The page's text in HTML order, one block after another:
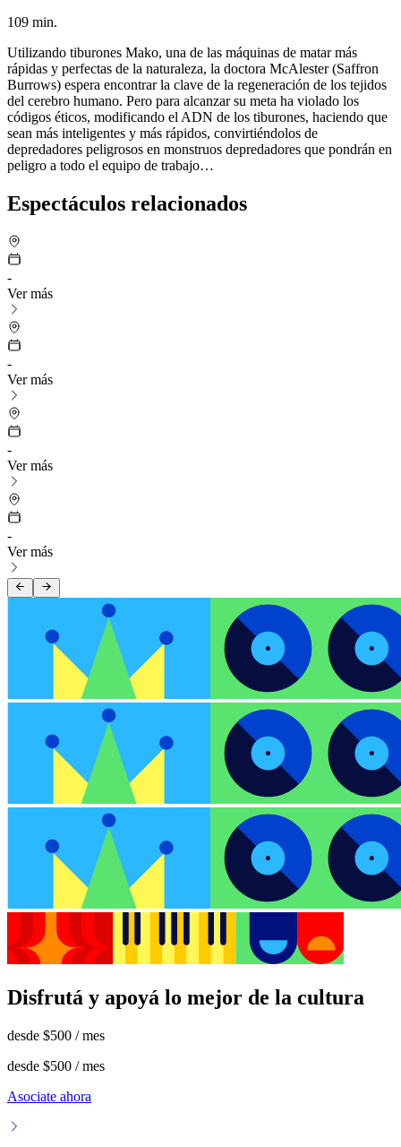
109 min.
Utilizando tiburones Mako, una de las máquinas de matar más
rápidas y perfectas de la naturaleza, la doctora McAlester (Saffron
Burrows) espera encontrar la clave de la regeneración de los tejidos
del cerebro humano. Pero para alcanzar su meta ha violado los
códigos éticos, modificando el ADN de los tiburones, haciendo que
sean más inteligentes y más rápidos, convirtiéndolos de
depredadores peligrosos en monstruos depredadores que pondrán en
peligro a todo el equipo de trabajo…
Espectáculos relacionados
-
Ver más
-
Ver más
-
Ver más
-
Ver más
Disfrutá y apoyá lo mejor de la cultura
desde $500 / mes
desde $500 / mes
Asociate ahora